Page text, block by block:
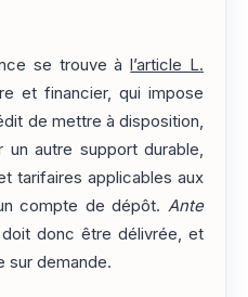
se trouve à
l’article L.
et financier, qui impose
de mettre à disposition,
autre support durable,
tarifaires applicables aux
compte de dépôt. Ante
doit donc être délivrée, et
sur demande.